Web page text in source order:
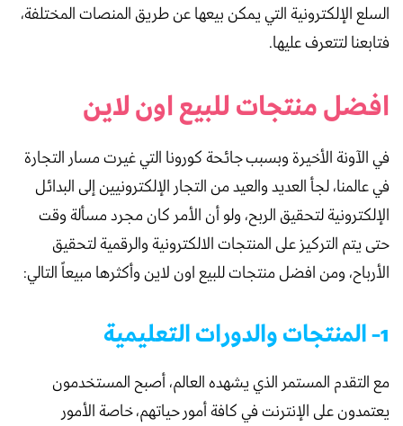
السلع الإلكترونية التي يمكن بيعها عن طريق المنصات المختلفة،
فتابعنا لتتعرف عليها.
افضل منتجات للبيع اون لاين
في الآونة الأخيرة وبسبب جائحة كورونا التي غيرت مسار التجارة
في عالمنا، لجأ العديد والعيد من التجار الإلكترونيين إلى البدائل
الإلكترونية لتحقيق الربح، ولو أن الأمر كان مجرد مسألة وقت
حتى يتم التركيز على المنتجات الالكترونية والرقمية لتحقيق
الأرباح، ومن افضل منتجات للبيع اون لاين وأكثرها مبيعاً التالي:
1- المنتجات والدورات التعليمية
مع التقدم المستمر الذي يشهده العالم، أصبح المستخدمون
يعتمدون على الإنترنت في كافة أمور حياتهم، خاصة الأمور